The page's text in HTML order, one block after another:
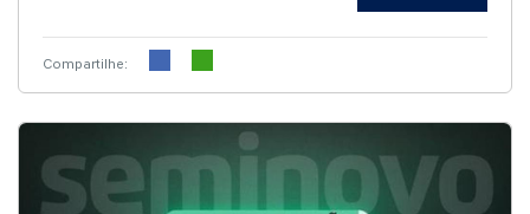
Compartilhe: